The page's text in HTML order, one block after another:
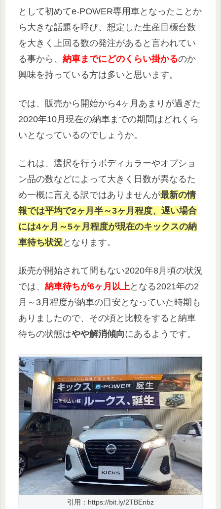
として初めてe-POWER専用車となったことか
ら大きな話題を呼び、想定した生産目標台数
を大きく上回る数の発注があると言われてい
る事から、 納車までにどのくらい掛かるのか
興味を持っている方は多いと思います。
では、販売から開始から4ヶ月あまりが過ぎた
2020年10月現在の納車までの期間はどれくら
いとなっているのでしょうか。
これは、選択を行うボディカラーやオプショ
ン品の数などによって大きく日数が異なるた
め一概に言える訳ではありませんが最新の情
報では平均で2ヶ月半～3ヶ月程度、遅い場合
には4ヶ月～5ヶ月程度が現在のキックスの納
車待ち状況となります。
販売が開始されて間もない2020年8月頃の状況
では、 納車待ちが6ヶ月以上となる2021年の2
月～3月程度が納車の目安となっていた時期も
ありましたので、その頃と比較をすると納車
待ちの状態はやや解消傾向にあるようです。
引用：https://bit.ly/2TBEnbz